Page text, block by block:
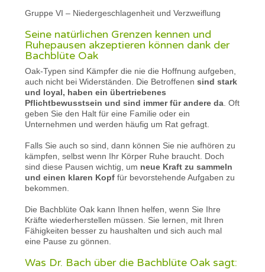
Gruppe VI – Niedergeschlagenheit und Verzweiflung
Seine natürlichen Grenzen kennen und
Ruhepausen akzeptieren können dank der
Bachblüte Oak
Oak-Typen sind Kämpfer die nie die Hoffnung aufgeben,
auch nicht bei Widerständen. Die Betroffenensind stark
und loyal, haben ein übertriebenes
Pflichtbewusstsein und sind immer für andere da . Oft
geben Sie den Halt für eine Familie oder ein
Unternehmen und werden häufig um Rat gefragt.
Falls Sie auch so sind, dann können Sie nie aufhören zu
kämpfen, selbst wenn Ihr Körper Ruhe braucht. Doch
sind diese Pausen wichtig, um neue Kraft zu sammeln
und einen klaren Kopf für bevorstehende Aufgaben zu
bekommen.
Die Bachblüte Oak kann Ihnen helfen, wenn Sie Ihre
Kräfte wiederherstellen müssen. Sie lernen, mit Ihren
Fähigkeiten besser zu haushalten und sich auch mal
eine Pause zu gönnen.
Was Dr. Bach über die Bachblüte Oak sagt: